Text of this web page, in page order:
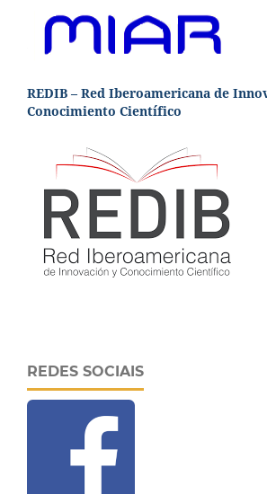
REDIB – Red Iberoamericana de
Conocimiento Científico
REDES SOCIAIS